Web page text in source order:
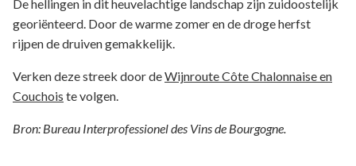
De hellingen in dit heuvelachtige landschap zijn zuidoostelijk
georiënteerd. Door de warme zomer en de droge herfst
rijpen de druiven gemakkelijk.
Verken deze streek door deWijnroute Côte Chalonnaise en
Couchois te volgen.
Bron: Bureau Interprofessionel des Vins de Bourgogne.